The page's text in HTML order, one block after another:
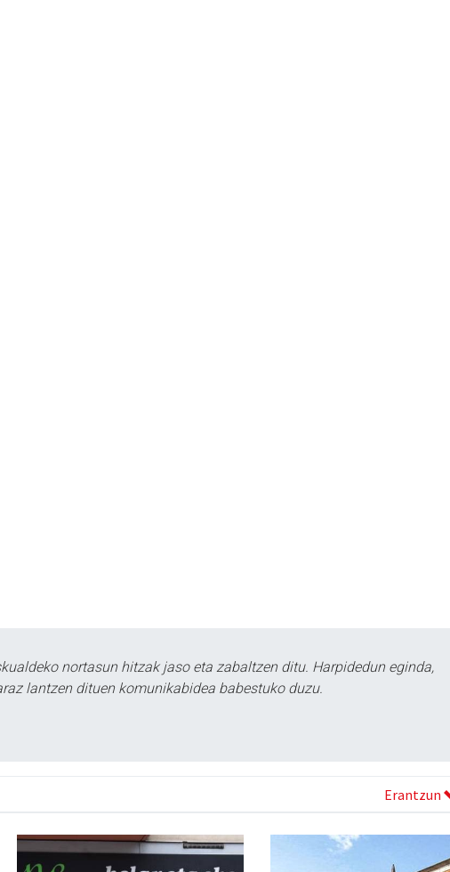
nortasun hitzak jaso eta zabaltzen ditu. Harpidedun eginda,
lantzen dituen komunikabidea babestuko duzu.
Erantzun